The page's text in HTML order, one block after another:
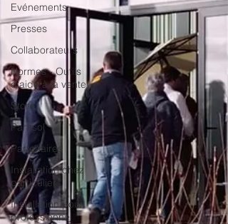
Evénements
Presses
Collaborateurs
Normes - Outils
d'aide à la vente
Store
Parasol
Partenaires
Installation chez
particulier
Installation pour
professionnel